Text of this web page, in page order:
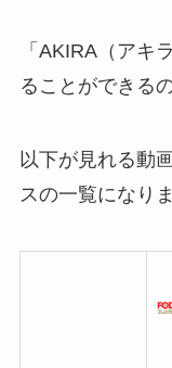
「AKIRA（アキ
ることができる
以下が見れる動
スの一覧になりま